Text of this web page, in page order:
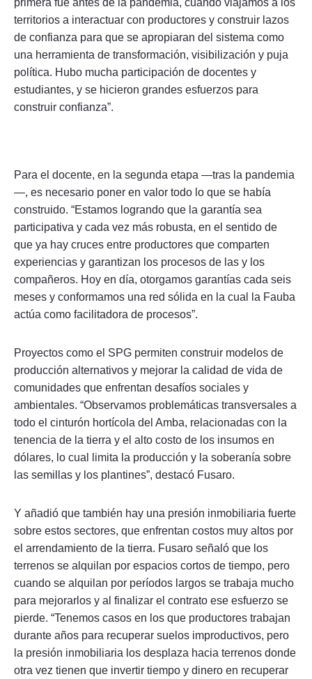
primera fue antes de la pandemia, cuando viajamos a los
territorios a interactuar con productores y construir lazos
de confianza para que se apropiaran del sistema como
una herramienta de transformación, visibilización y puja
política. Hubo mucha participación de docentes y
estudiantes, y se hicieron grandes esfuerzos para
construir confianza”.
Para el docente, en la segunda etapa —tras la pandemia
—, es necesario poner en valor todo lo que se había
construido. “Estamos logrando que la garantía sea
participativa y cada vez más robusta, en el sentido de
que ya hay cruces entre productores que comparten
experiencias y garantizan los procesos de las y los
compañeros. Hoy en día, otorgamos garantías cada seis
meses y conformamos una red sólida en la cual la Fauba
actúa como facilitadora de procesos”.
Proyectos como el SPG permiten construir modelos de
producción alternativos y mejorar la calidad de vida de
comunidades que enfrentan desafíos sociales y
ambientales. “Observamos problemáticas transversales a
todo el cinturón hortícola del Amba, relacionadas con la
tenencia de la tierra y el alto costo de los insumos en
dólares, lo cual limita la producción y la soberanía sobre
las semillas y los plantines”, destacó Fusaro.
Y añadió que también hay una presión inmobiliaria fuerte
sobre estos sectores, que enfrentan costos muy altos por
el arrendamiento de la tierra. Fusaro señaló que los
terrenos se alquilan por espacios cortos de tiempo, pero
cuando se alquilan por períodos largos se trabaja mucho
para mejorarlos y al finalizar el contrato ese esfuerzo se
pierde. “Tenemos casos en los que productores trabajan
durante años para recuperar suelos improductivos, pero
la presión inmobiliaria los desplaza hacia terrenos donde
otra vez tienen que invertir tiempo y dinero en recuperar